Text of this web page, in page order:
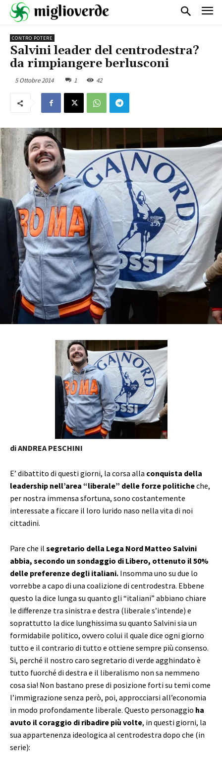
CONTRO POTERE
Salvini leader del centrodestra?
da rimpiangere berlusconi
5 Ottobre 2014 1 42
di ANDREA PESCHINI
E’ dibattito di questi giorni, la corsa alla conquista della
leadership nell’area “liberale” delle forze politicheche,
per nostra immensa sfortuna, sono costantemente
interessate a ficcare il loro lurido naso nella vita di noi
cittadini.
Pare che il segretario della Lega Nord Matteo Salvini
abbia, secondo un sondaggio di Libero, ottenuto il 50%
delle preferenze degli italiani. Insomma uno su due lo
vorrebbe a capo di una coalizione di centrodestra. Ebbene
questo la dice lunga su quanto gli “italiani” abbiano chiare
le differenze tra sinistra e destra (liberale s’intende) e
soprattutto la dice lunghissima su quanto Salvini sia un
formidabile politico, ovvero colui il quale dice ogni giorno
tutto e il contrario di tutto e ottiene sempre più consenso.
Si, perché il nostro caro segretario di verde agghindato è
tutto fuorché di destra e il liberalismo non sa nemmeno
cosa sia! Non bastano prese di posizione forti su temi come
l’immigrazione senza però, poi, approcciarsi all’economia
in modo profondamente liberale. Questo personaggio ha
avuto il coraggio di ribadire più volte, in questi giorni, la
sua appartenenza ideologica al centrodestra dopo che (in
serie):